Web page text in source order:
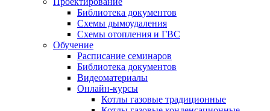
Библиотека документов
Схемы дымоудаления
Схемы отопления и ГВС
Обучение
Расписание семинаров
Библиотека документов
Видеоматериалы
Онлайн-курсы
Котлы газовые традиционные